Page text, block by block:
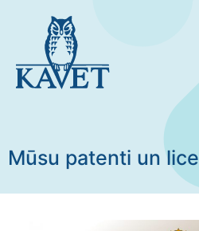
Mūsu patenti un